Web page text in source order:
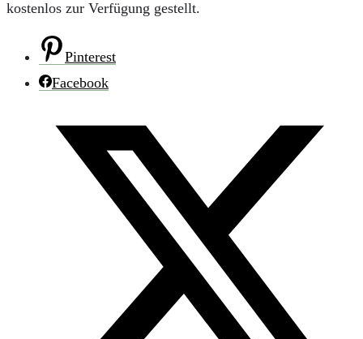
kostenlos zur Verfügung gestellt.
Pinterest
Facebook